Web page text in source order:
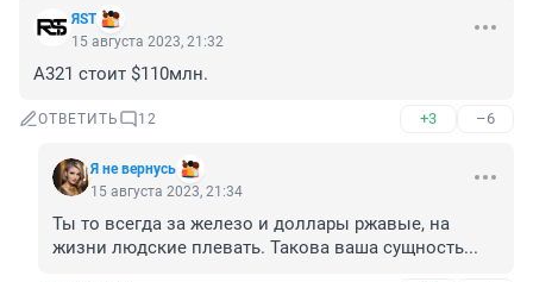
ЯSТ
15 августа 2023, 21:32
A321 стоит $110млн.
ОТВЕТИТЬ 12 +3 –6
Я не вернусь
15 августа 2023, 21:34
Ты то всегда за железо и доллары ржавые, на
жизни людские плевать. Такова ваша сущность...